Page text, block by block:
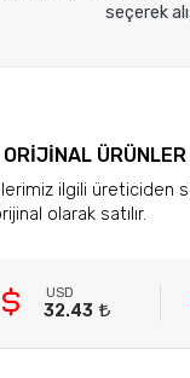
seçerek
ÜRÜNLER
ilgili üreticiden
olarak satılır.
USD
32.43